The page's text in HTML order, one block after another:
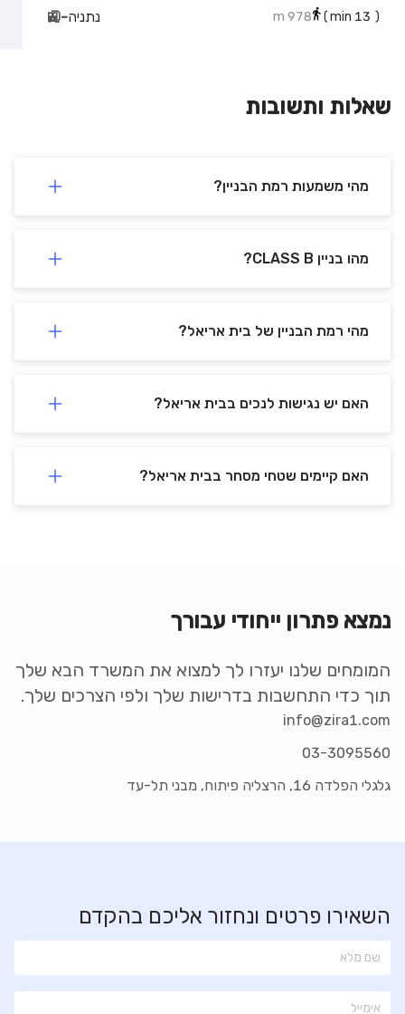
(
13
978 m נתניה-
🚉
שאלות ותשובות
מהי משמעות רמת הבניין?
מהו בניין CLASS B?
מהי רמת הבניין של בית אריאל?
האם יש נגישות לנכים בבית אריאל?
האם קיימים שטחי מסחר בבית אריאל?
נמצא פתרון ייחודי עבורך
המומחים שלנו יעזרו לך למצוא את המשרד הבא שלך
תוך כדי התחשבות בדרישות שלך ולפי הצרכים שלך.
info@zira1.com
03-3095560
גלגלי הפלדה 16, הרצליה פיתוח, מבני תל-עד
השאירו פרטים ונחזור אליכם בהקדם